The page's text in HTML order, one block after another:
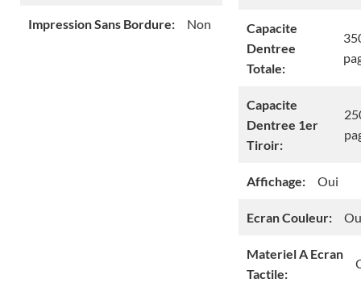
Impression Sans Bordure: Non
Capacite
Dentree
Totale:
Capacite
Dentree 1er
Tiroir:
Affichage: Oui
Ecran Couleur:
Materiel A Ecran
Tactile: